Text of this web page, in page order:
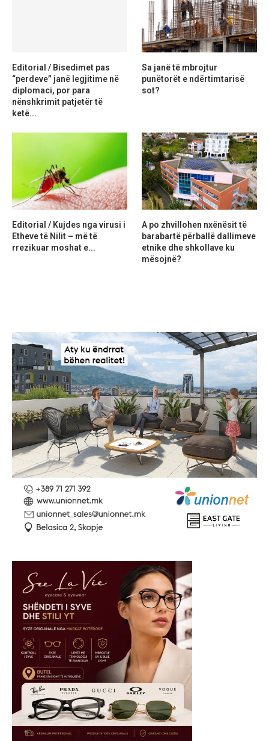
Editorial / Bisedimet pas
“perdeve” janë legjitime në
diplomaci, por para
nënshkrimit patjetër të
ketë...
Sa janë të mbrojtur
punëtorët e ndërtimtarisë
sot?
Editorial / Kujdes nga virusi i
Etheve të Nilit – më të
rrezikuar moshat e...
A po zhvillohen nxënësit të
barabartë përballë dallimeve
etnike dhe shkollave ku
mësojnë?